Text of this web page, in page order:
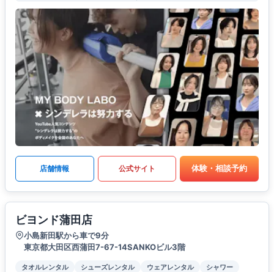
店舗情報 公式サイト 体験・相談予約
ビヨンド蒲田店
小島新田駅から車で9分
東京都大田区西蒲田7-67-14SANKOビル3階
タオルレンタル シューズレンタル ウェアレンタル
シャワー